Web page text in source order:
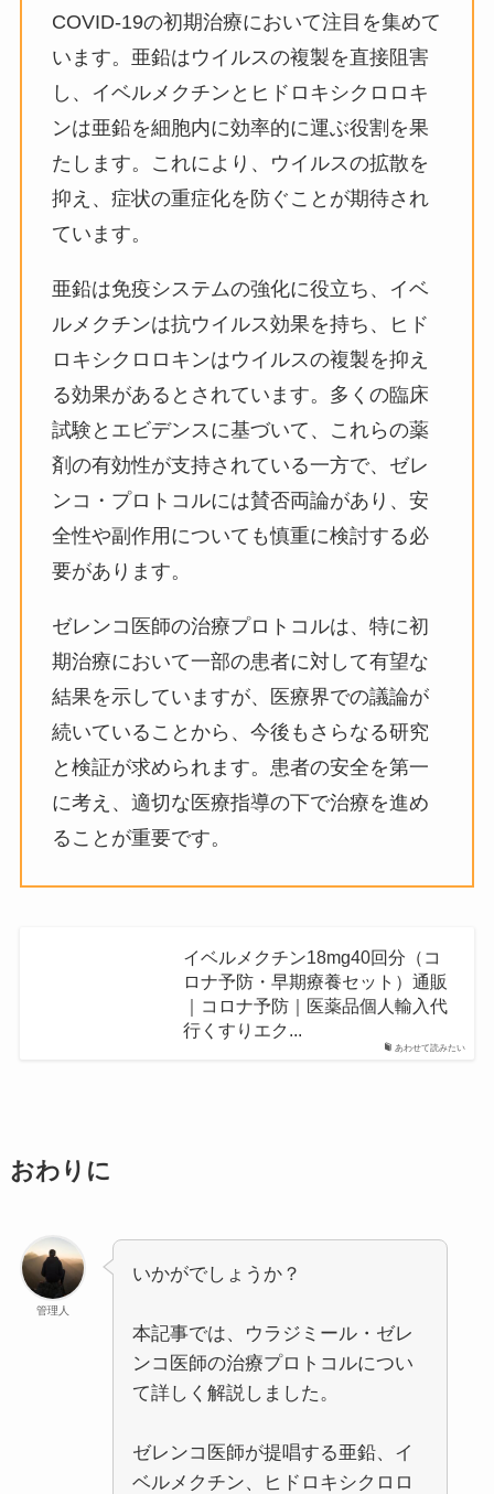
COVID-19の初期治療において注目を集めて
います。亜鉛はウイルスの複製を直接阻害
し、イベルメクチンとヒドロキシクロロキ
ンは亜鉛を細胞内に効率的に運ぶ役割を果
たします。これにより、ウイルスの拡散を
抑え、症状の重症化を防ぐことが期待され
ています。
亜鉛は免疫システムの強化に役立ち、イベ
ルメクチンは抗ウイルス効果を持ち、ヒド
ロキシクロロキンはウイルスの複製を抑え
る効果があるとされています。多くの臨床
試験とエビデンスに基づいて、これらの薬
剤の有効性が支持されている一方で、ゼレ
ンコ・プロトコルには賛否両論があり、安
全性や副作用についても慎重に検討する必
要があります。
ゼレンコ医師の治療プロトコルは、特に初
期治療において一部の患者に対して有望な
結果を示していますが、医療界での議論が
続いていることから、今後もさらなる研究
と検証が求められます。患者の安全を第一
に考え、適切な医療指導の下で治療を進め
ることが重要です。
あわせて読みたい
イベルメクチン18mg40回分（コ
ロナ予防・早期療養セット）通販
｜コロナ予防｜医薬品個人輸入代
行くすりエク...
おわりに
管理人
いかがでしょうか？
本記事では、ウラジミール・ゼレ
ンコ医師の治療プロトコルについ
て詳しく解説しました。
ゼレンコ医師が提唱する亜鉛、イ
ベルメクチン、ヒドロキシクロロ